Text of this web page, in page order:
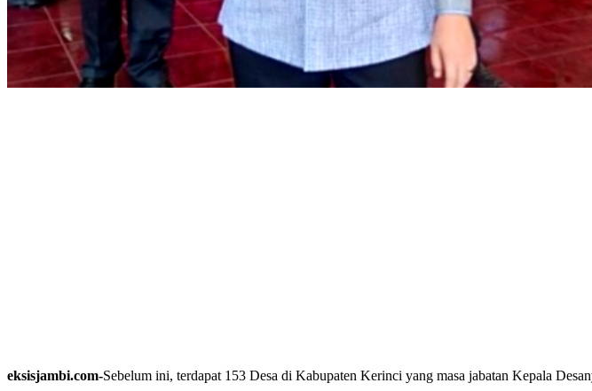
eksisjambi.com-Sebelum ini, terdapat 153 Desa di Kabupaten Kerinci yang masa jabatan Kepala